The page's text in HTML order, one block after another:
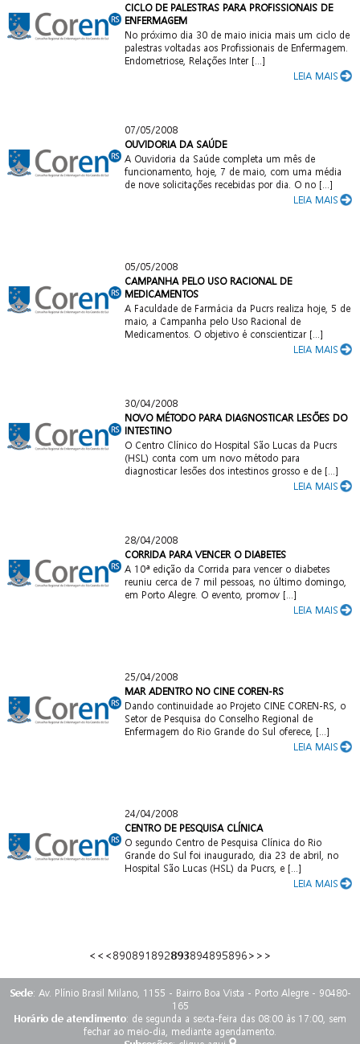
CICLO DE PALESTRAS PARA PROFISSIONAIS DE
ENFERMAGEM
No próximo dia 30 de maio inicia mais um ciclo de
palestras voltadas aos Profissionais de Enfermagem.
Endometriose, Relações Inter [...]
LEIA MAIS
07/05/2008
OUVIDORIA DA SAÚDE
A Ouvidoria da Saúde completa um mês de
funcionamento, hoje, 7 de maio, com uma média
de nove solicitações recebidas por dia. O no [...]
LEIA MAIS
05/05/2008
CAMPANHA PELO USO RACIONAL DE
MEDICAMENTOS
A Faculdade de Farmácia da Pucrs realiza hoje, 5 de
maio, a Campanha pelo Uso Racional de
Medicamentos. O objetivo é conscientizar [...]
LEIA MAIS
30/04/2008
NOVO MÉTODO PARA DIAGNOSTICAR LESÕES DO
INTESTINO
O Centro Clínico do Hospital São Lucas da Pucrs
(HSL) conta com um novo método para
diagnosticar lesões dos intestinos grosso e de [...]
LEIA MAIS
28/04/2008
CORRIDA PARA VENCER O DIABETES
A 10ª edição da Corrida para vencer o diabetes
reuniu cerca de 7 mil pessoas, no último domingo,
em Porto Alegre. O evento, promov [...]
LEIA MAIS
25/04/2008
MAR ADENTRO NO CINE COREN-RS
Dando continuidade ao Projeto CINE COREN-RS, o
Setor de Pesquisa do Conselho Regional de
Enfermagem do Rio Grande do Sul oferece, [...]
LEIA MAIS
24/04/2008
CENTRO DE PESQUISA CLÍNICA
O segundo Centro de Pesquisa Clínica do Rio
Grande do Sul foi inaugurado, dia 23 de abril, no
Hospital São Lucas (HSL) da Pucrs, e [...]
LEIA MAIS
<< <890891 892893894895896> >>
Sede: Av. Plínio Brasil Milano, 1155 - Bairro Boa Vista - Porto Alegre - 90480-
165
Horário de atendimento: de segunda a sexta-feira das 08:00 às 17:00, sem
fechar ao meio-dia, mediante agendamento.